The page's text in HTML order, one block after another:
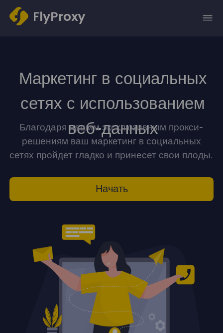
Маркетинг в социальных
сетях с использованием
веб-данных
Благодаря нашим эксклюзивным прокси-
решениям ваш маркетинг в социальных
сетях пройдет гладко и принесет свои плоды.
Начать